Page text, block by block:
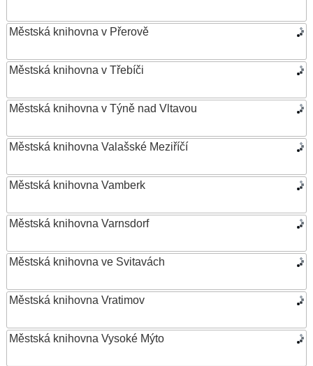
Městská knihovna v Přerově
Městská knihovna v Třebíči
Městská knihovna v Týně nad Vltavou
Městská knihovna Valašské Meziříčí
Městská knihovna Vamberk
Městská knihovna Varnsdorf
Městská knihovna ve Svitavách
Městská knihovna Vratimov
Městská knihovna Vysoké Mýto